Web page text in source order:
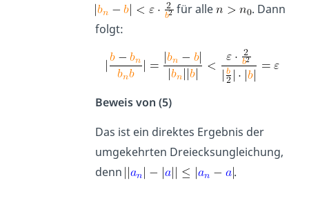
für alle
. Dann
folgt:
Beweis von (5)
Das ist ein direktes Ergebnis der
umgekehrten Dreiecksungleichung,
denn
.